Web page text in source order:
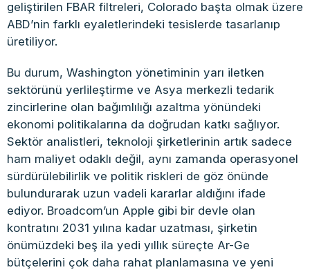
geliştirilen FBAR filtreleri, Colorado başta olmak üzere
ABD’nin farklı eyaletlerindeki tesislerde tasarlanıp
üretiliyor.
Bu durum, Washington yönetiminin yarı iletken
sektörünü yerlileştirme ve Asya merkezli tedarik
zincirlerine olan bağımlılığı azaltma yönündeki
ekonomi politikalarına da doğrudan katkı sağlıyor.
Sektör analistleri, teknoloji şirketlerinin artık sadece
ham maliyet odaklı değil, aynı zamanda operasyonel
sürdürülebilirlik ve politik riskleri de göz önünde
bulundurarak uzun vadeli kararlar aldığını ifade
ediyor. Broadcom’un Apple gibi bir devle olan
kontratını 2031 yılına kadar uzatması, şirketin
önümüzdeki beş ila yedi yıllık süreçte Ar-Ge
bütçelerini çok daha rahat planlamasına ve yeni